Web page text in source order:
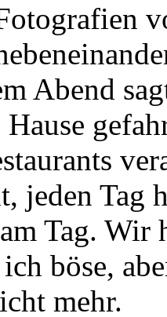
Abend
jeden Tag
Tag.
böse,
mehr.